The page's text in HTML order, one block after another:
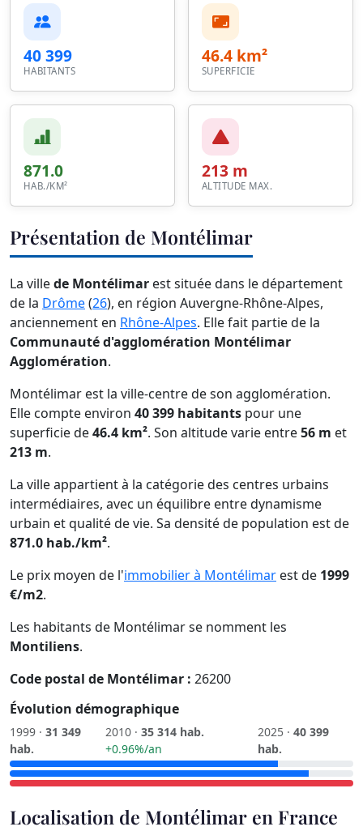
40 399
HABITANTS
46.4 km²
SUPERFICIE
871.0
HAB./KM²
213 m
ALTITUDE MAX.
Présentation de Montélimar
La villede Montélimar est située dans le département
de la Drôme(26), en région Auvergne-Rhône-Alpes,
anciennement en Rhône-Alpes. Elle fait partie de la
Communauté d'agglomération Montélimar
Agglomération.
Montélimar est la ville-centre de son agglomération.
Elle compte environ 40 399 habitants pour une
superficie de46.4 km². Son altitude varie entre56 m et
213 m.
La ville appartient à la catégorie des centres urbains
intermédiaires, avec un équilibre entre dynamisme
urbain et qualité de vie. Sa densité de population est de
871.0 hab./km².
Le prix moyen de l'immobilier à Montélimar est de 1999
€/m2.
Les habitants de Montélimar se nomment les
Montiliens.
Code postal de Montélimar : 26200
Évolution démographique
1999 · 31 349
hab.
2010 · 35 314 hab.
+0.96%/an
2025 ·40 399
hab.
Localisation de Montélimar en France